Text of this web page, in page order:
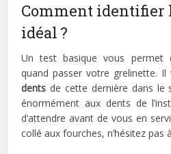
Comment identifier
idéal ?
Un test basique vous permet
quand passer votre grelinette. Il
dents de cette dernière dans le
énormément aux dents de
d’attendre avant de vous en
collé aux fourches, n’hésitez pas